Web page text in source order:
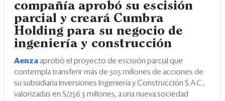
compañía aprobó su escisión
parcial y creará Cumbra
Holding para su negocio de
ingeniería y construcción
Aenza aprobó el proyecto de escisión parcial que
contempla transferir más de 505 millones de acciones de
su subsidiaria Inversiones Ingeniería y Construcción S.A.C.,
valorizadas en S/256.3 millones, a una nueva sociedad